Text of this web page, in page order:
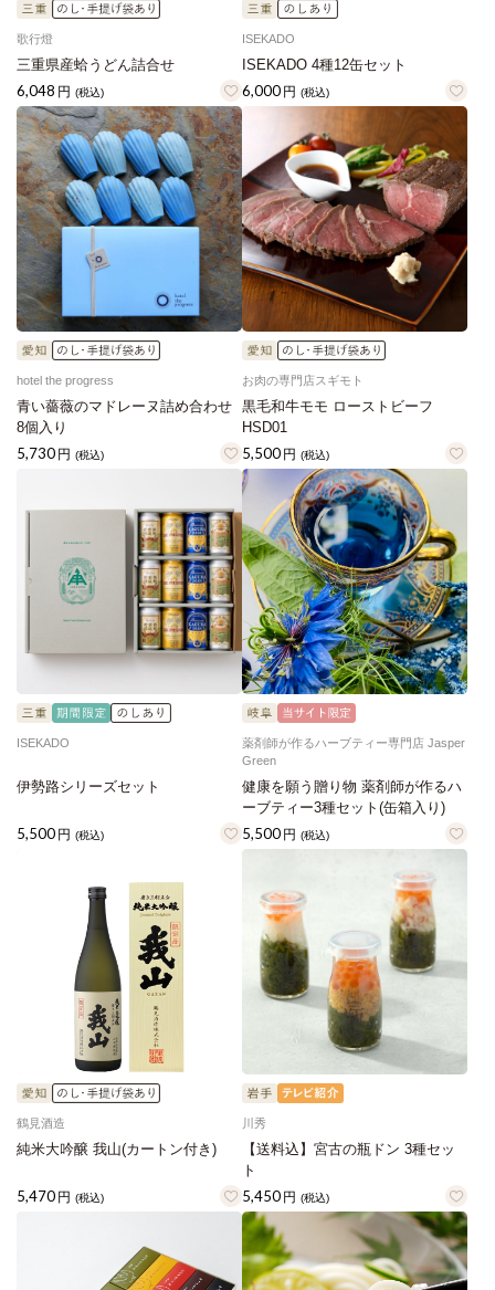
歌行燈
三重県産蛤うどん詰合せ
6,048 円 (税込)
ISEKADO
ISEKADO 4種12缶セット
6,000 円 (税込)
hotel the progress
青い薔薇のマドレーヌ詰め合わせ
8個入り
5,730 円 (税込)
お肉の専門店スギモト
黒毛和牛モモ ローストビーフ
HSD01
5,500 円 (税込)
ISEKADO
伊勢路シリーズセット
5,500 円 (税込)
薬剤師が作るハーブティー専門店 Jasper
Green
健康を願う贈り物 薬剤師が作るハ
ーブティー3種セット(缶箱入り)
5,500 円 (税込)
鶴見酒造
純米大吟醸 我山(カートン付き)
5,470 円 (税込)
川秀
【送料込】宮古の瓶ドン 3種セッ
ト
5,450 円 (税込)